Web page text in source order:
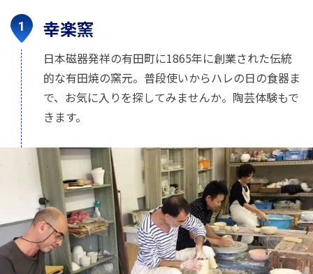
幸楽窯
日本磁器発祥の有田町に1865年に創業された伝統
的な有田焼の窯元。普段使いからハレの日の食器ま
で、お気に入りを探してみませんか。陶芸体験もで
きます。